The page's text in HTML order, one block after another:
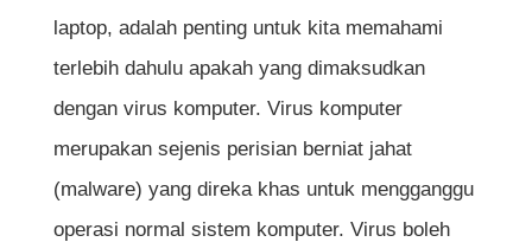
Langkah 5: Gunakan Perisian
Malwarebytes Anti-Malware
Langkah 7: Bersihkan Browser daripada
laptop, adalah penting untuk kita memahami
terlebih dahulu apakah yang dimaksudkan
dengan virus komputer. Virus komputer
merupakan sejenis perisian berniat jahat
(malware) yang direka khas untuk mengganggu
operasi normal sistem komputer. Virus boleh